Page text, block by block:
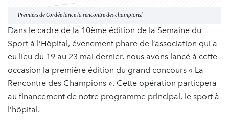
Premiers de Cordée lance la rencontre des champions!
Dans le cadre de la 10ème édition de la Semaine du
Sport à l’Hôpital, évènement phare de l’association qui a
eu lieu du 19 au 23 mai dernier, nous avons lancé à cette
occasion la première édition du grand concours « La
Rencontre des Champions ». Cette opération particpera
au financement de notre programme principal, le sport à
l’hôpital.